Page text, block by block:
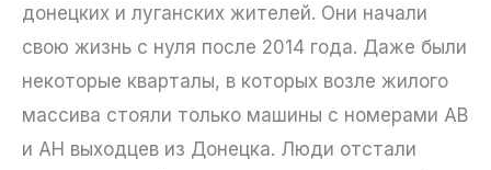
донецких и луганских жителей. Они начали
свою жизнь с нуля после 2014 года. Даже были
некоторые кварталы, в которых возле жилого
массива стояли только машины с номерами АВ
и АН выходцев из Донецка. Люди отстали